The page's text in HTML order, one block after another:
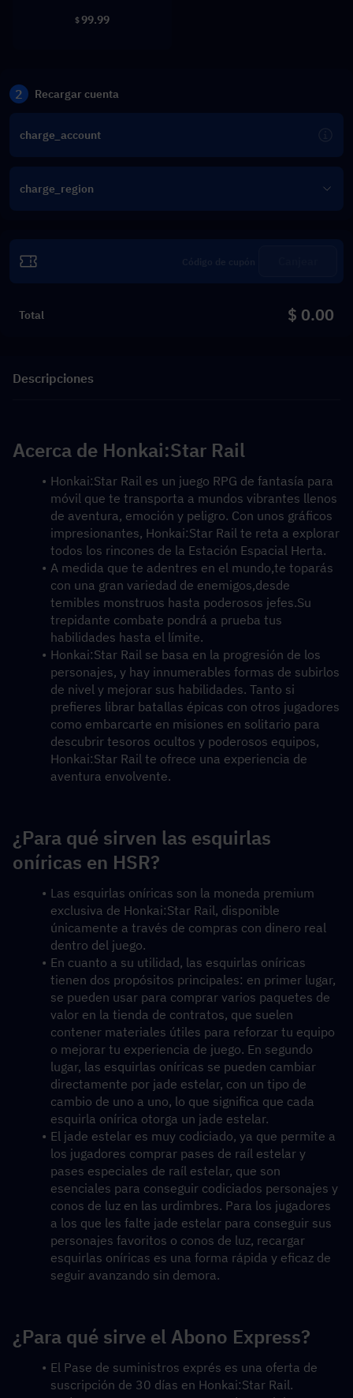
$99.99
2 Recargar cuenta
charge_account
charge_region
Total $ 0.00
Descripciones
Acerca de Honkai:Star Rail
Honkai:Star Rail es un juego RPG de fantasía para
móvil que te transporta a mundos vibrantes llenos
de aventura, emoción y peligro. Con unos gráficos
impresionantes, Honkai:Star Rail te reta a explorar
todos los rincones de la Estación Espacial Herta.
A medida que te adentres en el mundo,te toparás
con una gran variedad de enemigos,desde
temibles monstruos hasta poderosos jefes.Su
trepidante combate pondrá a prueba tus
habilidades hasta el límite.
Honkai:Star Rail se basa en la progresión de los
personajes, y hay innumerables formas de subirlos
de nivel y mejorar sus habilidades. Tanto si
prefieres librar batallas épicas con otros jugadores
como embarcarte en misiones en solitario para
descubrir tesoros ocultos y poderosos equipos,
Honkai:Star Rail te ofrece una experiencia de
aventura envolvente.
¿Para qué sirven las esquirlas
oníricas en HSR?
Las esquirlas oníricas son la moneda premium
exclusiva de Honkai:Star Rail, disponible
únicamente a través de compras con dinero real
dentro del juego.
En cuanto a su utilidad, las esquirlas oníricas
tienen dos propósitos principales: en primer lugar,
se pueden usar para comprar varios paquetes de
valor en la tienda de contratos, que suelen
contener materiales útiles para reforzar tu equipo
o mejorar tu experiencia de juego. En segundo
lugar, las esquirlas oníricas se pueden cambiar
directamente por jade estelar, con un tipo de
cambio de uno a uno, lo que significa que cada
esquirla onírica otorga un jade estelar.
El jade estelar es muy codiciado, ya que permite a
los jugadores comprar pases de raíl estelar y
pases especiales de raíl estelar, que son
esenciales para conseguir codiciados personajes y
conos de luz en las urdimbres. Para los jugadores
a los que les falte jade estelar para conseguir sus
personajes favoritos o conos de luz, recargar
esquirlas oníricas es una forma rápida y eficaz de
seguir avanzando sin demora.
¿Para qué sirve el Abono Express?
El Pase de suministros exprés es una oferta de
suscripción de 30 días en Honkai:Star Rail.